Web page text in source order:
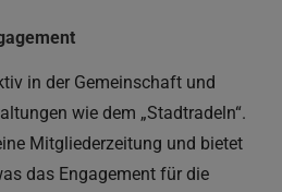
in der Gemeinschaft und
wie dem „Stadtradeln“.
Mitgliederzeitung und bietet
das Engagement für die